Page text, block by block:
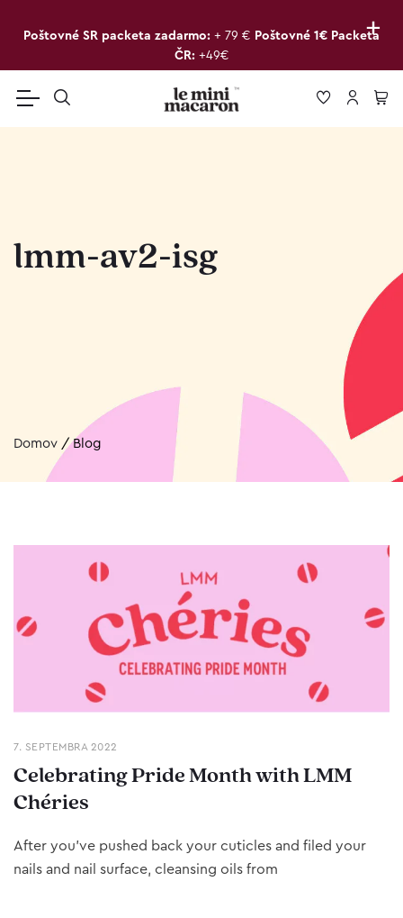
+
Poštovné SR packeta zadarmo: + 79 € Poštovné 1€ Packeta
ČR: +49€
lmm-av2-isg
Domov /Blog
7. SEPTEMBRA 2022
Celebrating Pride Month with LMM
Chéries
After you’ve pushed back your cuticles and filed your
nails and nail surface, cleansing oils from